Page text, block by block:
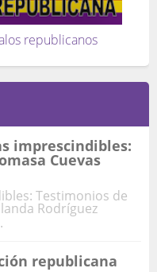
republicanos
imprescindibles:
Cuevas
Testimonios de
Rodríguez
republicana